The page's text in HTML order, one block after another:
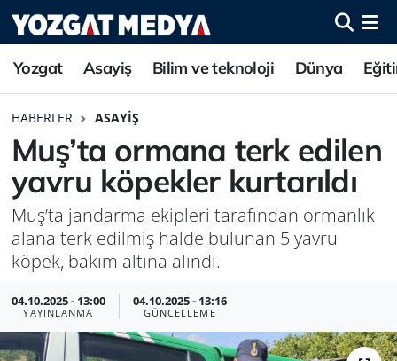
Yozgat Asayiş Bilim ve teknoloji Dünya
HABERLER ASAYIŞ
Muş’ta ormana terk edilen
yavru köpekler kurtarıldı
Muş’ta jandarma ekipleri tarafından ormanlık
alana terk edilmiş halde bulunan 5 yavru
köpek, bakım altına alındı.
04.10.2025 - 13:00
YAYINLANMA
04.10.2025 - 13:16
GÜNCELLEME